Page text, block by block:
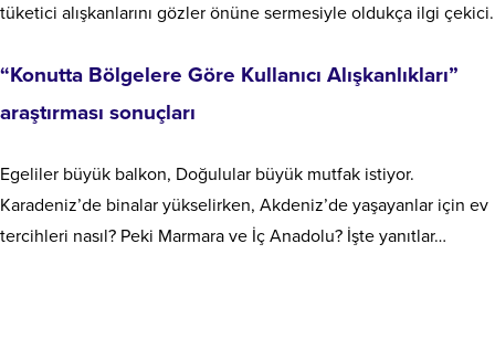
tüketici alışkanlarını gözler önüne sermesiyle oldukça ilgi çekici.
“Konutta Bölgelere Göre Kullanıcı Alışkanlıkları”
araştırması sonuçları
Egeliler büyük balkon, Doğulular büyük mutfak istiyor.
Karadeniz’de binalar yükselirken, Akdeniz’de yaşayanlar için ev
tercihleri nasıl? Peki Marmara ve İç Anadolu? İşte yanıtlar…